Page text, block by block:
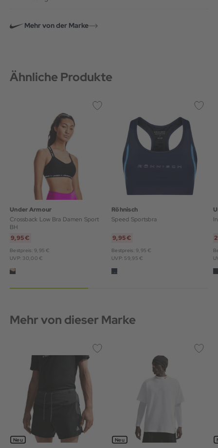
Mehr von der Marke
Ähnliche Produkte
Under Armour
Crossback Low Bra Damen Sport
BH
9,95 €
Bestpreis: 9,95 €
UVP: 30,00 €
Röhnisch
Speed Sportsbra
9,95 €
Bestpreis: 9,95 €
UVP: 59,95 €
Mehr von dieser Marke
Neu Neu